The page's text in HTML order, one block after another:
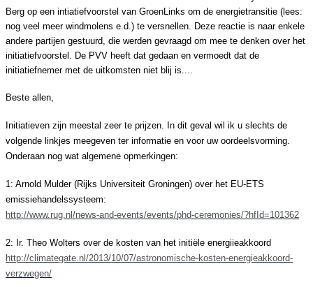
Berg op een intiatiefvoorstel van GroenLinks om de energietransitie (lees:
nog veel meer windmolens e.d.) te versnellen. Deze reactie is naar enkele
andere partijen gestuurd, die werden gevraagd om mee te denken over het
initiatiefvoorstel. De PVV heeft dat gedaan en vermoedt dat de
initiatiefnemer met de uitkomsten niet blij is....
Beste allen,
Initiatieven zijn meestal zeer te prijzen. In dit geval wil ik u slechts de
volgende linkjes meegeven ter informatie en voor uw oordeelsvorming.
Onderaan nog wat algemene opmerkingen:
1: Arnold Mulder (Rijks Universiteit Groningen) over het EU-ETS
emissiehandelssysteem:
http://www.rug.nl/news-and-events/events/phd-ceremonies/?hfId=101362
2: Ir. Theo Wolters over de kosten van het initiële energiieakkoord
http://climategate.nl/2013/10/07/astronomische-kosten-energieakkoord-
verzwegen/